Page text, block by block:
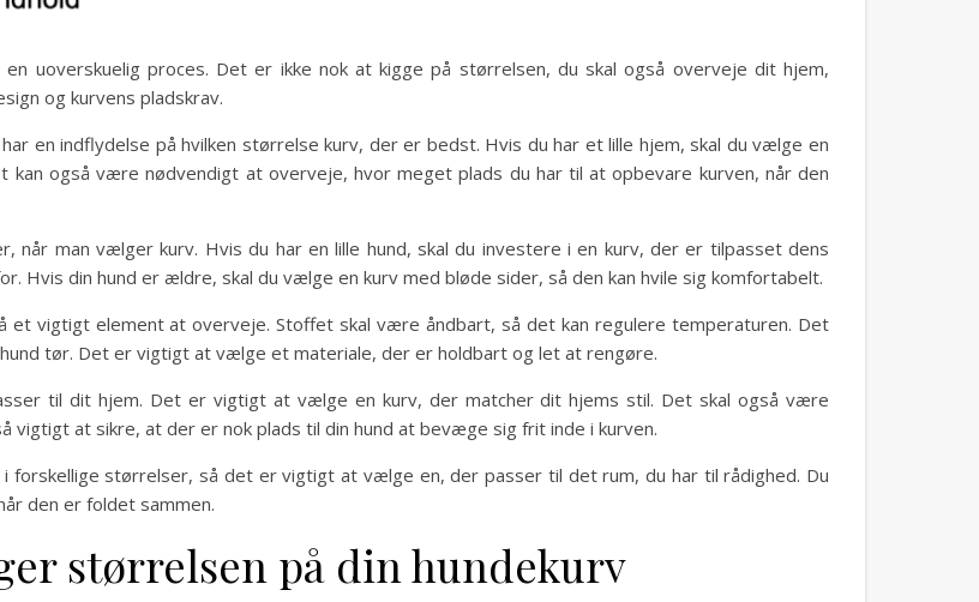
uoverskuelig proces. Det er ikke nok at kigge på størrelsen, du skal også overveje dit hjem,
og kurvens pladskrav.
en indflydelse på hvilken størrelse kurv, der er bedst. Hvis du har et lille hjem, skal du vælge en
også være nødvendigt at overveje, hvor meget plads du har til at opbevare kurven, når den
når man vælger kurv. Hvis du har en lille hund, skal du investere i en kurv, der er tilpasset dens
Hvis din hund er ældre, skal du vælge en kurv med bløde sider, så den kan hvile sig komfortabelt.
et vigtigt element at overveje. Stoffet skal være åndbart, så det kan regulere temperaturen. Det
tør. Det er vigtigt at vælge et materiale, der er holdbart og let at rengøre.
til dit hjem. Det er vigtigt at vælge en kurv, der matcher dit hjems stil. Det skal også være
vigtigt at sikre, at der er nok plads til din hund at bevæge sig frit inde i kurven.
i forskellige størrelser, så det er vigtigt at vælge en, der passer til det rum, du har til rådighed. Du
den er foldet sammen.
størrelsen på din hundekurv